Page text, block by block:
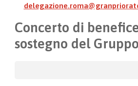
Concerto di
sostegno del Gruppo